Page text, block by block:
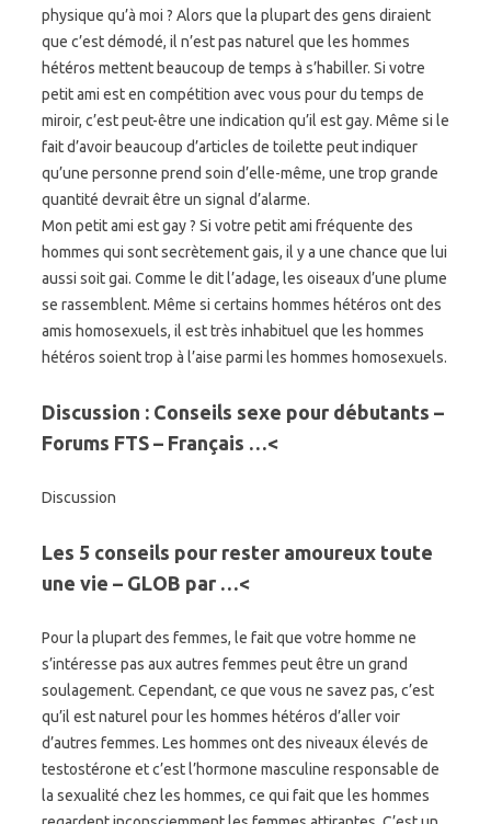
physique qu’à moi ? Alors que la plupart des gens diraient
que c’est démodé, il n’est pas naturel que les hommes
hétéros mettent beaucoup de temps à s’habiller. Si votre
petit ami est en compétition avec vous pour du temps de
miroir, c’est peut-être une indication qu’il est gay. Même si le
fait d’avoir beaucoup d’articles de toilette peut indiquer
qu’une personne prend soin d’elle-même, une trop grande
quantité devrait être un signal d’alarme.
Mon petit ami est gay ? Si votre petit ami fréquente des
hommes qui sont secrètement gais, il y a une chance que lui
aussi soit gai. Comme le dit l’adage, les oiseaux d’une plume
se rassemblent. Même si certains hommes hétéros ont des
amis homosexuels, il est très inhabituel que les hommes
hétéros soient trop à l’aise parmi les hommes homosexuels.
Discussion : Conseils sexe pour débutants –
Forums FTS – Français …<
Discussion
Les 5 conseils pour rester amoureux toute
une vie – GLOB par …<
Pour la plupart des femmes, le fait que votre homme ne
s’intéresse pas aux autres femmes peut être un grand
soulagement. Cependant, ce que vous ne savez pas, c’est
qu’il est naturel pour les hommes hétéros d’aller voir
d’autres femmes. Les hommes ont des niveaux élevés de
testostérone et c’est l’hormone masculine responsable de
la sexualité chez les hommes, ce qui fait que les hommes